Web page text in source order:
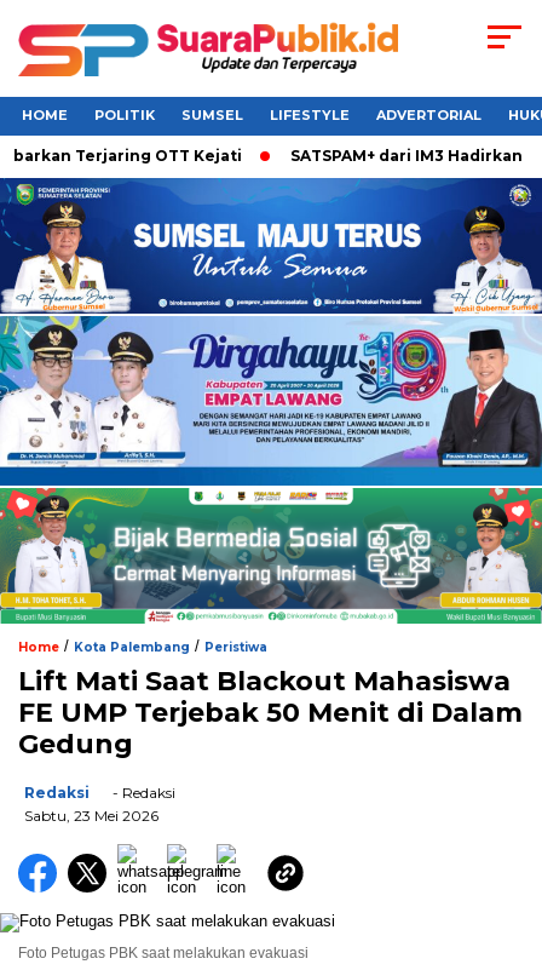
HOME POLITIK SUMSEL LIFESTYLE ADVERTORIAL
Terjaring OTT Kejati SATSPAM+ dari IM3 Hadirkan
Home / Kota Palembang / Peristiwa
Lift Mati Saat Blackout Mahasiswa
FE UMP Terjebak 50 Menit di Dalam
Gedung
Redaksi
- Redaksi
Sabtu, 23 Mei 2026
Foto Petugas PBK saat melakukan evakuasi